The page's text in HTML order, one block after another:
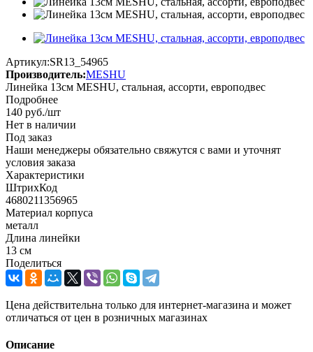
Артикул:SR13_54965
Производитель:MESHU
Линейка 13см MESHU, стальная, ассорти, европодвес
Подробнее
140 руб./шт
Нет в наличии
Под заказ
Наши менеджеры обязательно свяжутся с вами и уточнят
условия заказа
Характеристики
ШтрихКод
4680211356965
Материал корпуса
металл
Длина линейки
13 см
Поделиться
Цена действительна только для интернет-магазина и может
отличаться от цен в розничных магазинах
Описание